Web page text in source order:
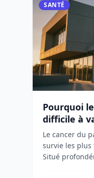
SANTÉ
Pourquoi
difficile à
Le cancer du
survie les plus
Situé